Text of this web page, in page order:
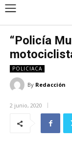
“Policía
POLICIACA
By Redacción
2 junio, 2020